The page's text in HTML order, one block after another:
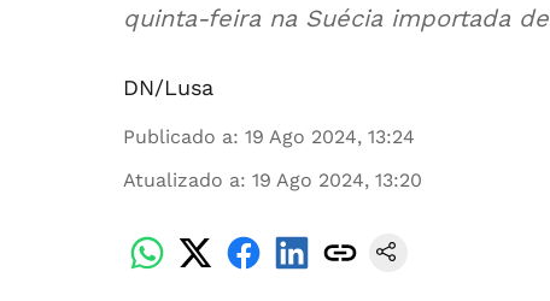
quinta-feira na Suécia importada
DN/Lusa
Publicado a: 19 Ago 2024, 13:24
Atualizado a: 19 Ago 2024, 13:20